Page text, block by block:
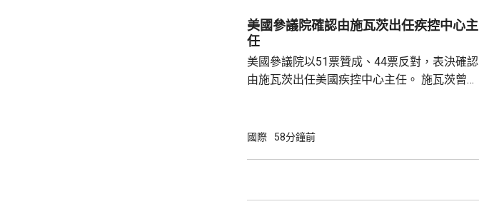
分了解美國彈藥庫存情況。報道引述消息指，
美軍遠程制導導彈與防空攔截彈庫存短缺，是
特朗普近日暫緩對伊朗發動新一輪大規模攻
擊...
美國參議院確認由施瓦茨出任疾控中心主
任
美國參議院以51票贊成、44票反對，表決確認
由施瓦茨出任美國疾控中心主任。 施瓦茨曾擔
名的第三位疾控中心主任人選。特朗普最初提
不一致為理由解職，令疾控中心主任一職懸空
國際 58分鐘前